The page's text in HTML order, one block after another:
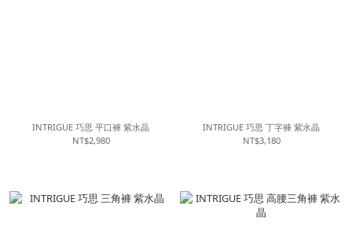
INTRIGUE 巧思 平口褲 紫水晶
NT$2,980
INTRIGUE 巧思 丁字褲 紫水晶
NT$3,180